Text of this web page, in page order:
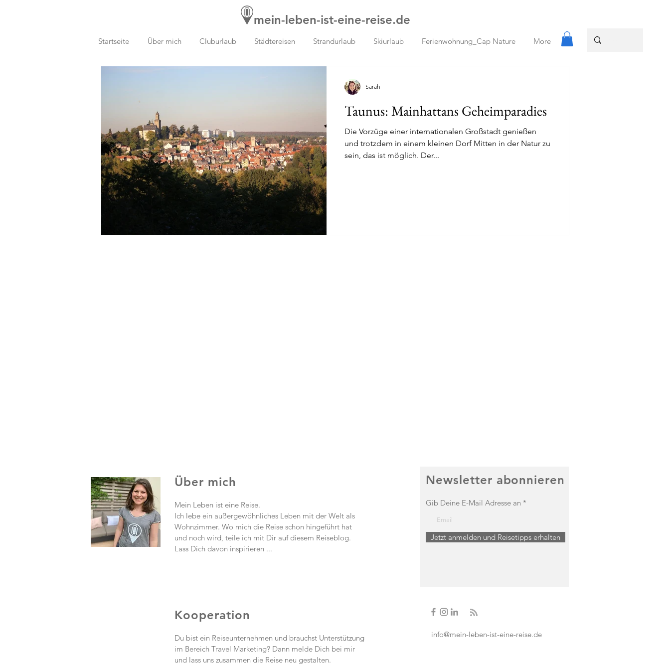
mein-leben-ist-eine-reise.de
Startseite Über mich Cluburlaub Städtereisen Strandurlaub Skiurlaub Ferienwohnung_Cap Nature More
Taunus: Mainhattans Geheimparadies
Die Vorzüge einer internationalen Großstadt genießen
und trotzdem in einem kleinen Dorf Mitten in der Natur zu
sein, das ist möglich. Der...
Sarah
Über mich
Mein Leben ist eine Reise.
Ich lebe ein außergewöhnliches Leben mit der Welt als
Wohnzimmer. Wo mich die Reise schon hingeführt hat
und noch wird, teile ich mit Dir auf diesem Reiseblog.
Lass Dich davon inspirieren ...
Kooperation
Du bist ein Reiseunternehmen und brauchst Unterstützung
im Bereich Travel Marketing? Dann melde Dich bei mir
und lass uns zusammen die Reise neu gestalten.
Newsletter abonnieren
Gib Deine E-Mail Adresse an
Jetzt anmelden und Reisetipps erhalten
info@mein-leben-ist-eine-reise.de